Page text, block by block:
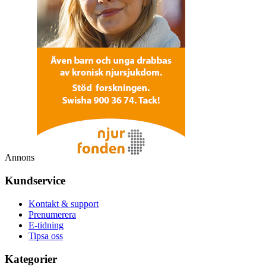
Annons
Kundservice
Kontakt & support
Prenumerera
E-tidning
Tipsa oss
Kategorier